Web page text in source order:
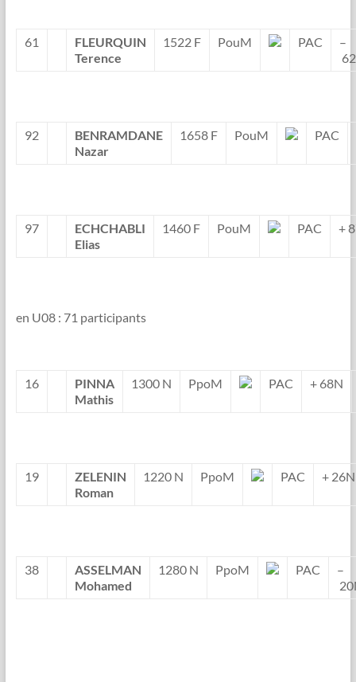
61
FLEURQUIN
Terence
1522 F PouM PAC
–
92
BENRAMDANE
Nazar
1658 F PouM PAC
97
ECHCHABLI
Elias
1460 F PouM PAC +
en U08 : 71 participants
16
PINNA
Mathis
1300 N PpoM PAC + 68N
19
ZELENIN
Roman
1220 N PpoM PAC + 26N
38
ASSELMAN
Mohamed
1280 N PpoM PAC
–